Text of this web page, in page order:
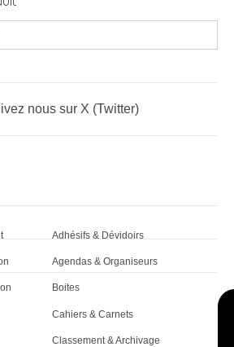
nous sur X (Twitter)
Adhésifs & Dévidoirs
Agendas & Organiseurs
Boites
Cahiers & Carnets
Classement & Archivage